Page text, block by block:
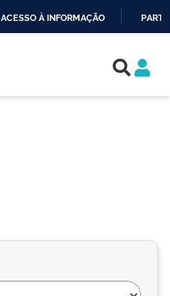
ACESSO À INFORMAÇÃO